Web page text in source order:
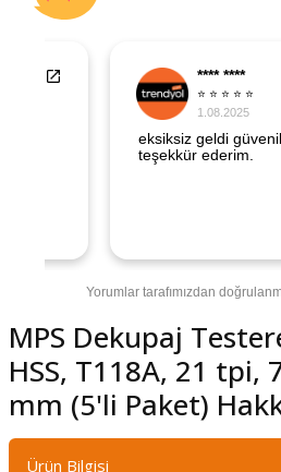
MPS Dekupaj
HSS, T118A, 21 tpi,
mm (5'li Paket)
Ürün Bilgisi